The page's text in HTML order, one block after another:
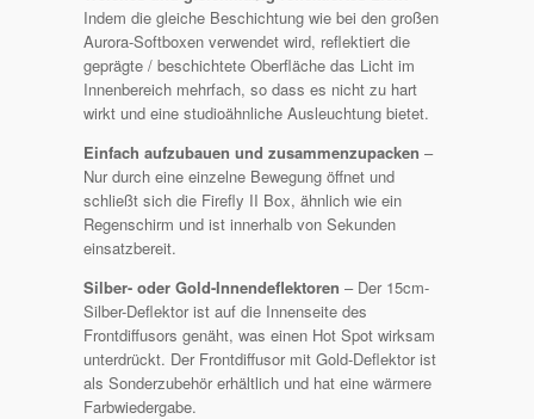
Indem die gleiche Beschichtung wie bei den großen
Aurora-Softboxen verwendet wird, reflektiert die
geprägte / beschichtete Oberfläche das Licht im
Innenbereich mehrfach, so dass es nicht zu hart
wirkt und eine studioähnliche Ausleuchtung bietet.
Einfach aufzubauen und zusammenzupacken –
Nur durch eine einzelne Bewegung öffnet und
schließt sich die Firefly II Box, ähnlich wie ein
Regenschirm und ist innerhalb von Sekunden
einsatzbereit.
Silber- oder Gold-Innendeflektoren – Der 15cm-
Silber-Deflektor ist auf die Innenseite des
Frontdiffusors genäht, was einen Hot Spot wirksam
unterdrückt. Der Frontdiffusor mit Gold-Deflektor ist
als Sonderzubehör erhältlich und hat eine wärmere
Farbwiedergabe.